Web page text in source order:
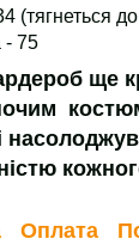
(тягнеться
- 75
ще
Оплата